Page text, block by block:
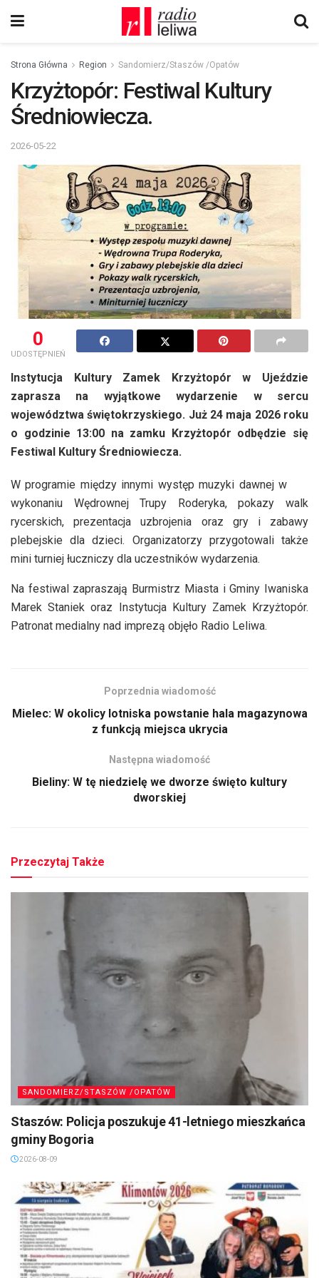
Strona Główna Region Sandomierz/Staszów /Opatów
Krzyżtopór: Festiwal Kultury
Średniowiecza.
2026-05-22
0
UDOSTĘPNIEŃ
Instytucja Kultury Zamek Krzyżtopór w Ujeździe
zaprasza na wyjątkowe wydarzenie w sercu
województwa świętokrzyskiego. Już 24 maja 2026 roku
o godzinie 13:00 na zamku Krzyżtopór odbędzie się
Festiwal Kultury Średniowiecza.
W programie między innymi występ muzyki dawnej w
wykonaniu Wędrownej Trupy Roderyka, pokazy walk
rycerskich, prezentacja uzbrojenia oraz gry i zabawy
plebejskie dla dzieci. Organizatorzy przygotowali także
mini turniej łuczniczy dla uczestników wydarzenia.
Na festiwal zapraszają Burmistrz Miasta i Gminy Iwaniska
Marek Staniek oraz Instytucja Kultury Zamek Krzyżtopór.
Patronat medialny nad imprezą objęło Radio Leliwa.
Poprzednia wiadomość
Mielec: W okolicy lotniska powstanie hala magazynowa
z funkcją miejsca ukrycia
Następna wiadomość
Bieliny: W tę niedzielę we dworze święto kultury
dworskiej
Przeczytaj Także
SANDOMIERZ/STASZÓW /OPATÓW
Staszów: Policja poszukuje 41-letniego mieszkańca
gminy Bogoria
2026-08-09